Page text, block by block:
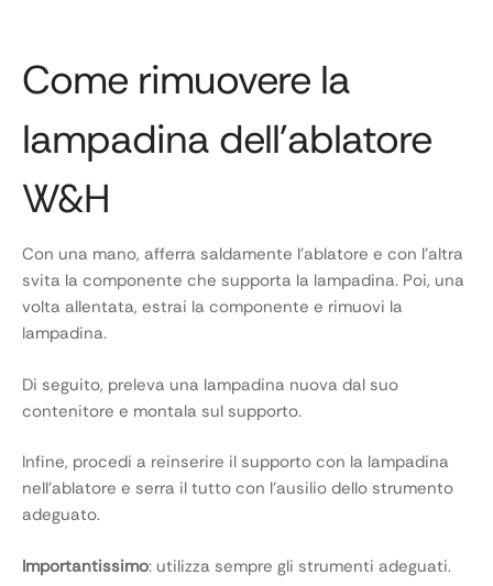
Come rimuovere la
lampadina dell’ablatore
W&H
Con una mano, afferra saldamente l’ablatore e con l’altra
svita la componente che supporta la lampadina. Poi, una
volta allentata, estrai la componente e rimuovi la
lampadina.
Di seguito, preleva una lampadina nuova dal suo
contenitore e montala sul supporto.
Infine, procedi a reinserire il supporto con la lampadina
nell’ablatore e serra il tutto con l’ausilio dello strumento
adeguato.
Importantissimo: utilizza sempre gli strumenti adeguati.